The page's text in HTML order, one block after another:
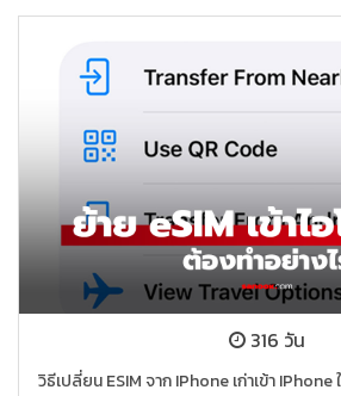
316 วัน
วิธีเปลี่ยน ESIM จาก IPhone เก่าเข้า